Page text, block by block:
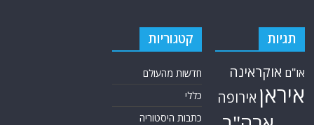
תגיות
או"ם אוקראינה
איראן אירופה
קטגוריות
חדשות מהעולם
כללי
כתבות היסטוריה